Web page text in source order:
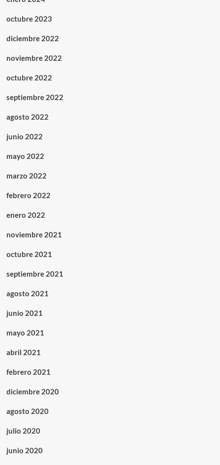
octubre 2023
diciembre 2022
noviembre 2022
octubre 2022
septiembre 2022
agosto 2022
junio 2022
mayo 2022
marzo 2022
febrero 2022
enero 2022
noviembre 2021
octubre 2021
septiembre 2021
agosto 2021
junio 2021
mayo 2021
abril 2021
febrero 2021
diciembre 2020
agosto 2020
julio 2020
junio 2020